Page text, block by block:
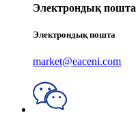
Электрондық пошта
Электрондық пошта
market@eaceni.com